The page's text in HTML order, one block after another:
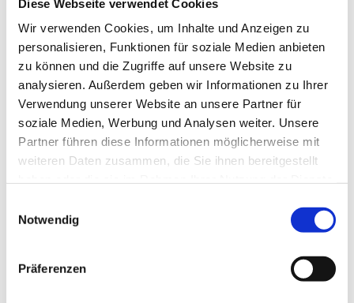
Diese Webseite verwendet Cookies
Wir verwenden Cookies, um Inhalte und Anzeigen zu
personalisieren, Funktionen für soziale Medien anbieten
zu können und die Zugriffe auf unsere Website zu
analysieren. Außerdem geben wir Informationen zu Ihrer
Verwendung unserer Website an unsere Partner für
soziale Medien, Werbung und Analysen weiter. Unsere
Partner führen diese Informationen möglicherweise mit
weiteren Daten zusammen, die Sie ihnen bereitgestellt
Notwendig
Präferenzen
Standort Zwickau:
Gesellschaft für Ingenieurdienste mbH
Leipziger Straße 176
08058 Zwickau
Telefon: +49 375 / 30350611
E-Mail schreiben